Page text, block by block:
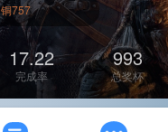
铜757
17.22
完成率
993
总奖杯